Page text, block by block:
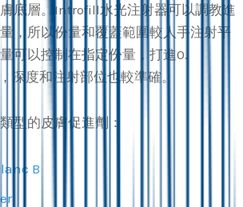
底層。Introfill水光注射器可以調教進
，所以份量和覆蓋範圍較人手注射平
可以控制在指定份量，打進0.
深度和注射部位也較準確。
型的皮膚促進劑：
B